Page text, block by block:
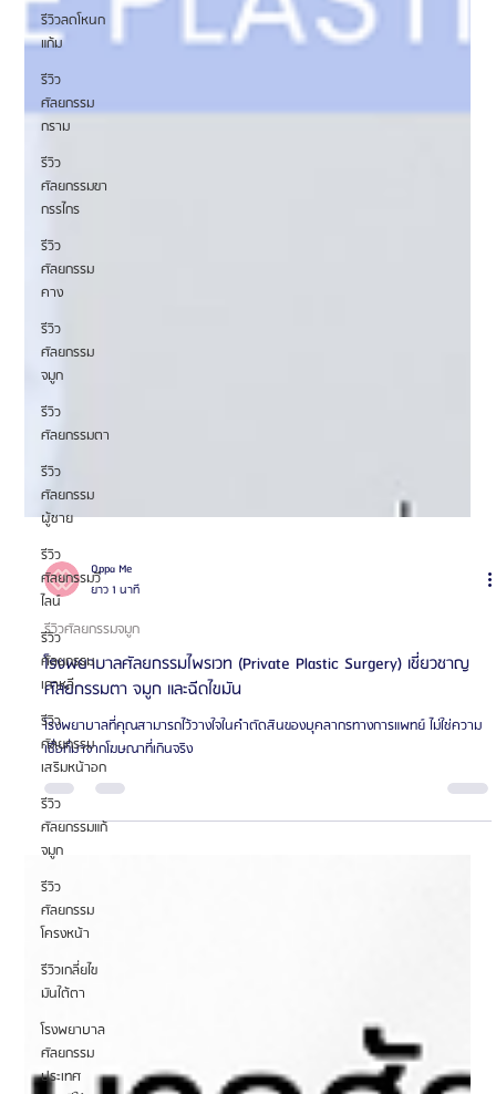
รีวิวลดโหนก
แก้ม
รีวิว
ศัลยกรรม
กราม
รีวิว
ศัลยกรรมขา
กรรไกร
รีวิว
ศัลยกรรม
คาง
รีวิว
ศัลยกรรม
จมูก
รีวิว
ศัลยกรรมตา
รีวิว
ศัลยกรรม
ผู้ชาย
รีวิว
ศัลยกรรมวี
ไลน์
รีวิว
ศัลยกรรม
เกาหลี
รีวิว
ศัลยกรรม
เสริมหน้าอก
รีวิว
ศัลยกรรมแก้
จมูก
รีวิว
ศัลยกรรม
โครงหน้า
รีวิวเกลี่ยไข
มันใต้ตา
โรงพยาบาล
ศัลยกรรม
ประเทศ
Oppa Me
ยาว 1 นาที
รีวิวศัลยกรรมจมูก
โรงพยาบาลศัลยกรรมไพรเวท (Private Plastic Surgery) เชี่ยวชาญ
ศัลยกรรมตา จมูก และฉีดไขมัน
โรงพยาบาลที่คุณสามารถไว้วางใจในคำตัดสินของบุคลากรทางการแพทย์ ไม่ใช่ความ
เชื่อที่มาจากโฆษณาที่เกินจริง